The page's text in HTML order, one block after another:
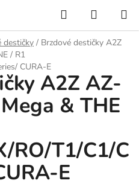
Hledat
KOŠÍK
destičky / Brzdové destičky A2Z
/ R1
CURA-E
A2Z AZ-
& THE
RO/T1/C1/C
E